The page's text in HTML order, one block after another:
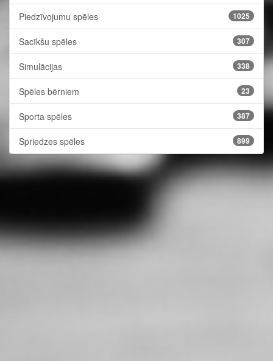
Piedzīvojumu spēles 1025
Sacīkšu spēles 307
Simulācijas 338
Spēles bērniem 23
Sporta spēles 387
Spriedzes spēles 899